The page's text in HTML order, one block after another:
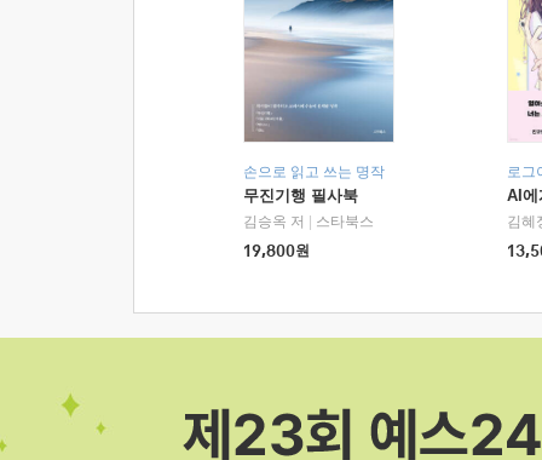
손으로 읽고 쓰는 명작
무진기행 필사북
김승옥 저
스타북스
19,800원
로그
AI에
김혜